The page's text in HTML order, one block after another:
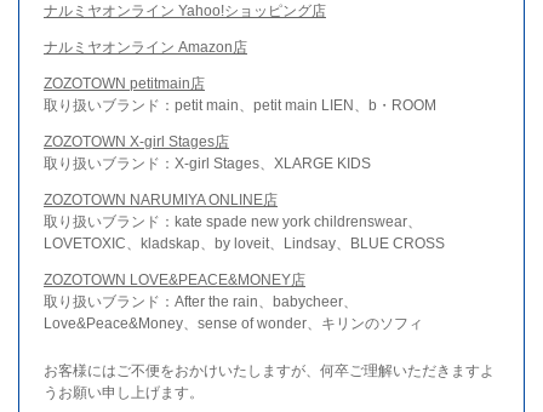
ナルミヤオンライン Yahoo!ショッピング店
ナルミヤオンライン Amazon店
ZOZOTOWN petitmain店
取り扱いブランド：petit main、petit main LIEN、b・ROOM
ZOZOTOWN X-girl Stages店
取り扱いブランド：X-girl Stages、XLARGE KIDS
ZOZOTOWN NARUMIYA ONLINE店
取り扱いブランド：kate spade new york childrenswear、
LOVETOXIC、kladskap、by loveit、Lindsay、BLUE CROSS
ZOZOTOWN LOVE&PEACE&MONEY店
取り扱いブランド：After the rain、babycheer、
Love&Peace&Money、sense of wonder、キリンのソフィ
お客様にはご不便をおかけいたしますが、何卒ご理解いただきますよ
うお願い申し上げます。